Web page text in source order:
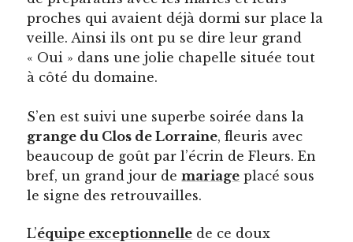
proches qui avaient déjà dormi sur place la
veille. Ainsi ils ont pu se dire leur grand
« Oui » dans une jolie chapelle située tout
à côté du domaine.
S’en est suivi une superbe soirée dans la
grange du Clos de Lorraine, fleuris avec
beaucoup de goût par l’écrin de Fleurs. En
bref, un grand jour demariage placé sous
le signe des retrouvailles.
L’équipe exceptionnelle de ce doux